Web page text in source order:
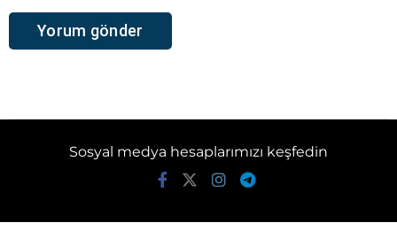
Sosyal medya hesaplarımızı keşfedin